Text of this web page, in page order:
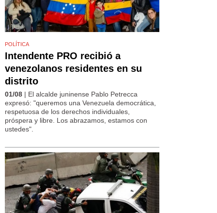
POLÍTICA
Intendente PRO recibió a
venezolanos residentes en su
distrito
01/08 | El alcalde juninense Pablo Petrecca
expresó: "queremos una Venezuela democrática,
respetuosa de los derechos individuales,
próspera y libre. Los abrazamos, estamos con
ustedes".